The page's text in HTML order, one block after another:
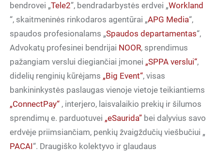
bendrovei „Tele2”, bendradarbystės erdvei „Workland
“, skaitmeninės rinkodaros agentūrai „APG Media“,
spaudos profesionalams „Spaudos departamentas“,
Advokatų profesinei bendrijai NOOR, sprendimus
pažangiam verslui diegiančiai įmonei „SPPA verslui“,
didelių renginių kūrėjams „Big Event“, visas
bankininkystės paslaugas vienoje vietoje teikiantiems
„ConnectPay“ , interjero, laisvalaikio prekių ir šilumos
sprendimų e. parduotuvei „eSaurida” bei dalyvius savo
erdvėje priimsiančiam, penkių žvaigždučių viešbučiui „
PACAI“. Draugiško kolektyvo ir glaudaus